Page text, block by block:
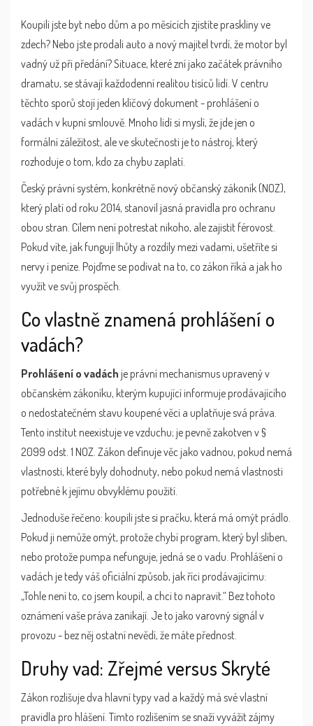
Koupili jste byt nebo dům a po měsících zjistíte praskliny ve
zdech? Nebo jste prodali auto a nový majitel tvrdí, že motor byl
vadný už při předání? Situace, které zní jako začátek právního
dramatu, se stávají každodenní realitou tisíců lidí. V centru
těchto sporů stojí jeden klíčový dokument - prohlášení o
vadách v kupní smlouvě. Mnoho lidí si myslí, že jde jen o
formální záležitost, ale ve skutečnosti je to nástroj, který
rozhoduje o tom, kdo za chybu zaplatí.
Český právní systém, konkrétně nový občanský zákoník (NOZ),
který platí od roku 2014, stanovil jasná pravidla pro ochranu
obou stran. Cílem není potrestat nikoho, ale zajistit férovost.
Pokud víte, jak fungují lhůty a rozdíly mezi vadami, ušetříte si
nervy i peníze. Pojďme se podívat na to, co zákon říká a jak ho
využít ve svůj prospěch.
Co vlastně znamená prohlášení o
vadách?
Prohlášení o vadách je právní mechanismus upravený v
občanském zákoníku, kterým kupující informuje prodávajícího
o nedostatečném stavu koupené věci a uplatňuje svá práva.
Tento institut neexistuje ve vzduchu; je pevně zakotven v §
2099 odst. 1 NOZ. Zákon definuje věc jako vadnou, pokud nemá
vlastnosti, které byly dohodnuty, nebo pokud nemá vlastnosti
potřebné k jejímu obvyklému použití.
Jednoduše řečeno: koupili jste si pračku, která má omýt prádlo.
Pokud ji nemůže omýt, protože chybí program, který byl slíben,
nebo protože pumpa nefunguje, jedná se o vadu. Prohlášení o
vadách je tedy váš oficiální způsob, jak říci prodávajícímu:
„Tohle není to, co jsem koupil, a chci to napravit.“ Bez tohoto
oznámení vaše práva zanikají. Je to jako varovný signál v
provozu - bez něj ostatní nevědí, že máte přednost.
Druhy vad: Zřejmé versus Skryté
Zákon rozlišuje dva hlavní typy vad a každý má své vlastní
pravidla pro hlášení. Tímto rozlišením se snaží vyvážit zájmy